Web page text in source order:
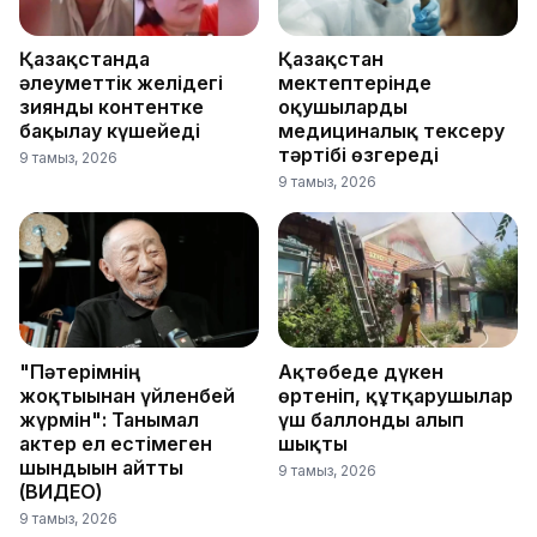
Қазақстанда
әлеуметтік желідегі
зиянды контентке
бақылау күшейеді
9 тамыз, 2026
Қазақстан
мектептерінде
оқушыларды
медициналық тексеру
тәртібі өзгереді
9 тамыз, 2026
"Пәтерімнің
жоқтығынан үйленбей
жүрмін": Танымал
актер ел естімеген
шындығын айтты
(ВИДЕО)
9 тамыз, 2026
Ақтөбеде дүкен
өртеніп, құтқарушылар
үш баллонды алып
шықты
9 тамыз, 2026